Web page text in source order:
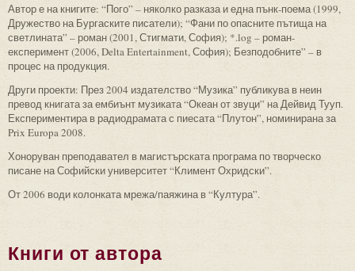
Автор е на книгите: “Пого” – няколко разказа и една пънк-поема (1999,
Дружество на Бургаските писатели); “Фани по опасните пътища на
светлината” – роман (2001, Стигмати, София); *.log – роман-
експеримент (2006, Delta Entertainment, София); Безподобните” – в
процес на продукция.
Други проекти: През 2004 издателство “Музика” публикува в неин
превод книгата за ембиънт музиката “Океан от звуци” на Дейвид Тууп.
Експериментира в радиодрамата с пиесата “Плутон”, номинирана за
Prix Europa 2008.
Хоноруван преподавател в магистърската програма по творческо
писане на Софийски университет “Климент Охридски”.
От 2006 води колонката мрежа/паяжина в “Култура”.
Книги от автора